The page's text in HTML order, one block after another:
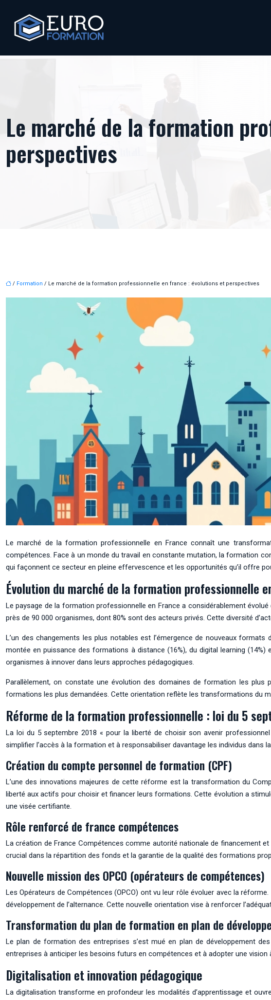
Le marché de la formation
perspectives
/ Formation / Le marché de la formation professionnelle en france : évolutions et perspectives
Le marché de la formation professionnelle en France connaît une
compétences. Face à un monde du travail en constante mutation, la formation
qui façonnent ce secteur en pleine effervescence et les opportunités qu’il offre
Évolution du marché de la formation professionnelle
Le paysage de la formation professionnelle en France a considérablement
près de 90 000 organismes, dont 80% sont des acteurs privés. Cette diversité
L’un des changements les plus notables est l’émergence de nouveaux
montée en puissance des formations à distance (16%), du digital learning
organismes à innover dans leurs approches pédagogiques.
Parallèlement, on constate une évolution des domaines de formation les plus
formations les plus demandées. Cette orientation reflète les transformations du
Réforme de la formation professionnelle : loi du 5
La loi du 5 septembre 2018 « pour la liberté de choisir son avenir
simplifier l’accès à la formation et à responsabiliser davantage les individus dans
Création du compte personnel de formation (CPF)
L’une des innovations majeures de cette réforme est la transformation du
liberté aux actifs pour choisir et financer leurs formations. Cette évolution a
une visée certifiante.
Rôle renforcé de france compétences
La création de France Compétences comme autorité nationale de financement
crucial dans la répartition des fonds et la garantie de la qualité des formations
Nouvelle mission des OPCO (opérateurs de compétences)
Les Opérateurs de Compétences (OPCO) ont vu leur rôle évoluer avec la
développement de l’alternance. Cette nouvelle orientation vise à renforcer
Transformation du plan de formation en plan de
Le plan de formation des entreprises s’est mué en plan de développement
entreprises à anticiper les besoins futurs en compétences et à adopter une vision
Digitalisation et innovation pédagogique
La digitalisation transforme en profondeur les modalités d’apprentissage et